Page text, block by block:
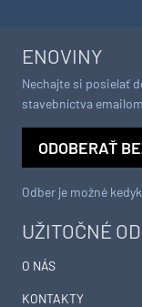
UŽITOČNÉ
O NÁS
KONTAKTY
ENOVINY
Nechajte si posielať
stavebníctva
ODOBERAŤ
Odber je možné